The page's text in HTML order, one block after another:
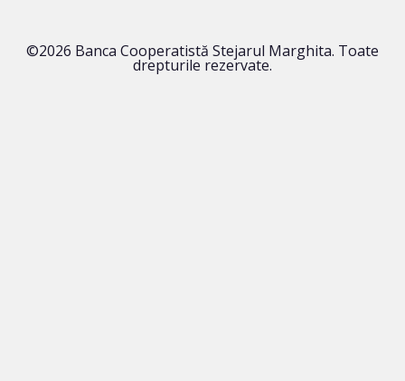
©2026 Banca Cooperatistă Stejarul Marghita. Toate
drepturile rezervate.